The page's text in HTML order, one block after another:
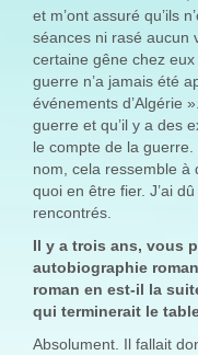
et m’ont assuré qu’ils
séances ni rasé aucun
certaine gêne chez
guerre n’a jamais été
événements d’Algérie
guerre et qu’il y a des
le compte de la
nom, cela ressemble à
quoi en être fier. J’ai
rencontrés.
Il y a trois ans, vous
autobiographie
roman en est-il la
qui terminerait le
Absolument. Il fallait